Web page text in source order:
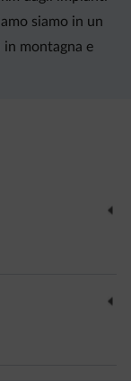
siamo in un
montagna e